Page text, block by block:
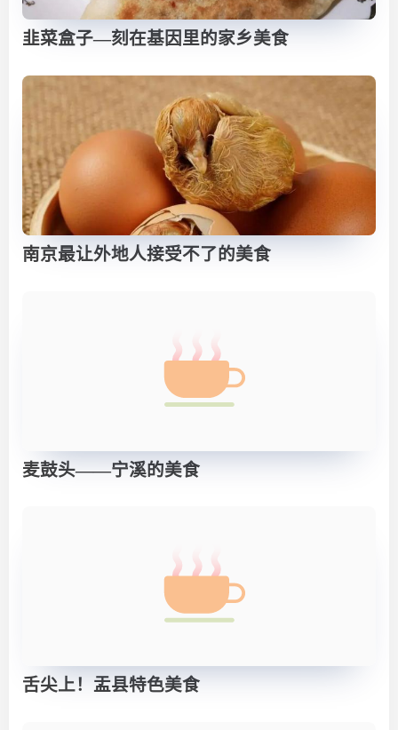
韭菜盒子—刻在基因里的家乡美食
南京最让外地人接受不了的美食
麦鼓头——宁溪的美食
舌尖上！盂县特色美食